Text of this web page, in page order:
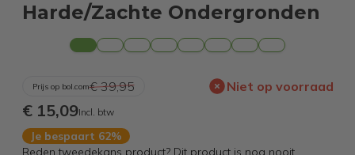
Harde/Zachte Ondergronden
Prijs op bol.com€ 39,95 Niet op voorraad
€ 15,09Incl. btw
Je bespaart 62%
Reden tweedekans product? Dit product is nog nooit